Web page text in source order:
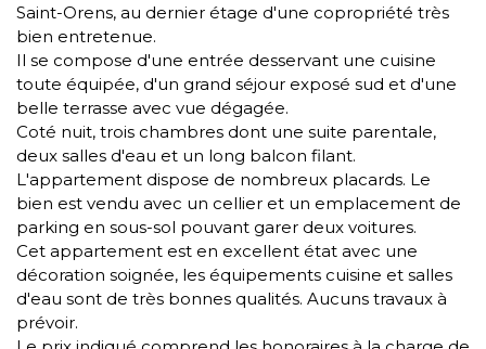
Saint-Orens, au dernier étage d'une copropriété très
bien entretenue.
Il se compose d'une entrée desservant une cuisine
toute équipée, d'un grand séjour exposé sud et d'une
belle terrasse avec vue dégagée.
Coté nuit, trois chambres dont une suite parentale,
deux salles d'eau et un long balcon filant.
L'appartement dispose de nombreux placards. Le
bien est vendu avec un cellier et un emplacement de
parking en sous-sol pouvant garer deux voitures.
Cet appartement est en excellent état avec une
décoration soignée, les équipements cuisine et salles
d'eau sont de très bonnes qualités. Aucuns travaux à
prévoir.